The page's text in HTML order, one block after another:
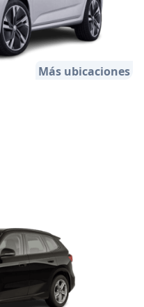
Más ubicaciones